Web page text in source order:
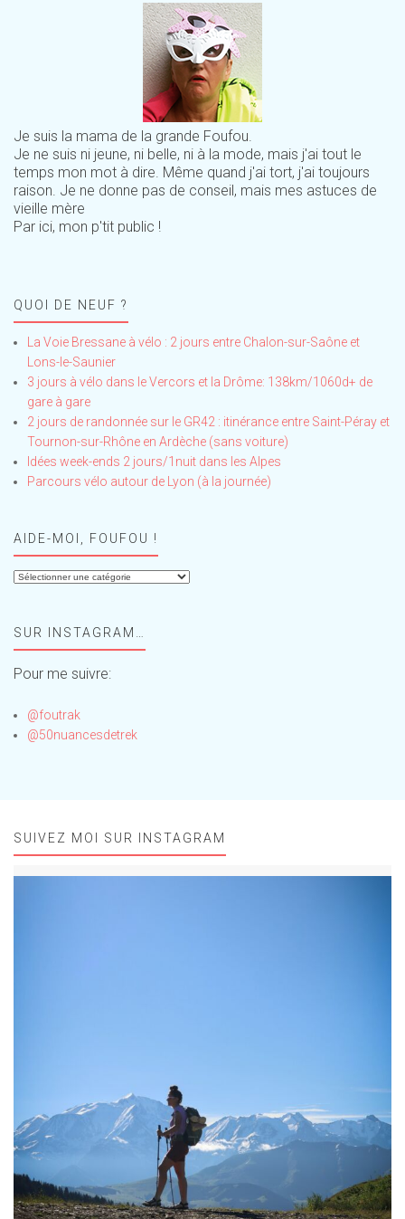
Je suis la mama de la grande Foufou.
Je ne suis ni jeune, ni belle, ni à la mode, mais j'ai tout le
temps mon mot à dire. Même quand j'ai tort, j'ai toujours
raison. Je ne donne pas de conseil, mais mes astuces de
vieille mère
Par ici, mon p'tit public !
QUOI DE NEUF ?
La Voie Bressane à vélo : 2 jours entre Chalon-sur-Saône et
Lons-le-Saunier
3 jours à vélo dans le Vercors et la Drôme: 138km/1060d+ de
gare à gare
2 jours de randonnée sur le GR42 : itinérance entre Saint-Péray et
Tournon-sur-Rhône en Ardèche (sans voiture)
Idées week-ends 2 jours/1nuit dans les Alpes
Parcours vélo autour de Lyon (à la journée)
AIDE-MOI, FOUFOU !
Aide-
!SUR INSTAGRAM…
Pour me suivre:
@foutrak
@50nuancesdetrek
SUIVEZ MOI SUR INSTAGRAM